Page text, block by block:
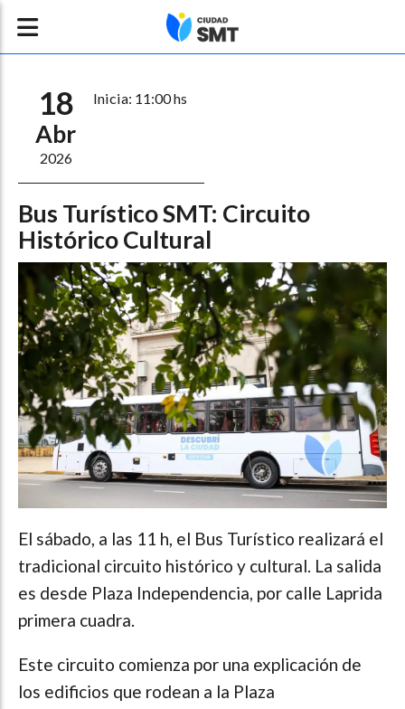
Bus Turístico SMT: Circuito
Histórico Cultural
18
Abr
2026
Inicia: 11:00 hs
El sábado, a las 11 h, el Bus Turístico realizará el
tradicional circuito histórico y cultural. La salida
es desde Plaza Independencia, por calle Laprida
primera cuadra.
Este circuito comienza por una explicación de
los edificios que rodean a la Plaza